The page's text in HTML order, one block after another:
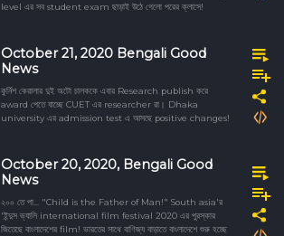
level এর সব student exam ছাড়াই উঠে গেলো পরের ক্লাসে!
October 21, 2020 Bengali Good
News
কুর্নিশ কেরালার দুই অটো চালককে এবার Research publish করে
award পেতে যাচ্ছে CUET এর researcher রা। Dhaka
university এর admission test এ আসছে positive changes!
October 20, 2020, Bengali Good
News
২০০ তে পা... "Child is the Father of Man!" South asia'র
'ইন্দুস ভ্যালি international film festival 2020 এর পুরস্কার
জিতেছে বাংলাদেশের film! ভারতের সাথে বাণিজ্য বাড়াতে বাংলাদেশে শুরু হচ্ছে